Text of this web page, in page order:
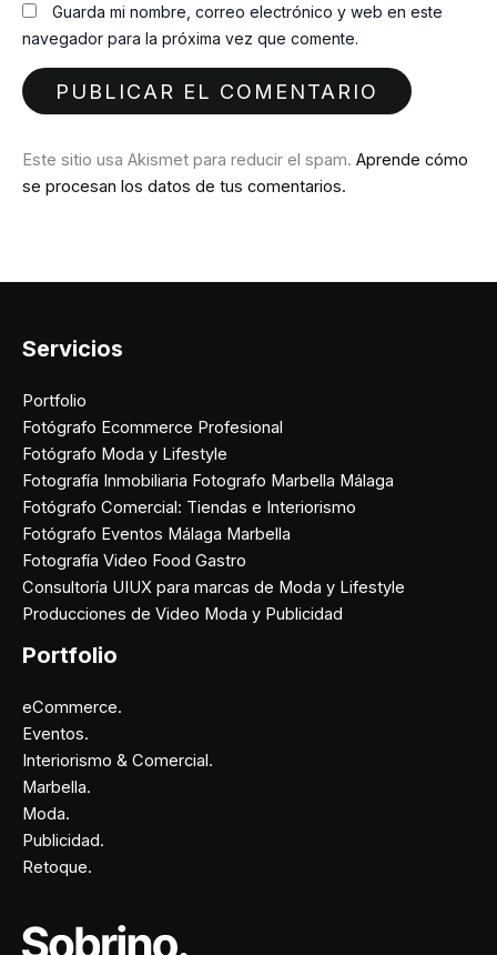
Guarda mi nombre, correo electrónico y web en este
navegador para la próxima vez que comente.
Este sitio usa Akismet para reducir el spam. Aprende cómo
se procesan los datos de tus comentarios.
Servicios
Portfolio
Fotógrafo Ecommerce Profesional
Fotógrafo Moda y Lifestyle
Fotografía Inmobiliaria Fotografo Marbella Málaga
Fotógrafo Comercial: Tiendas e Interiorismo
Fotógrafo Eventos Málaga Marbella
Fotografía Video Food Gastro
Consultoría UIUX para marcas de Moda y Lifestyle
Producciones de Video Moda y Publicidad
Portfolio
eCommerce.
Eventos.
Interiorismo & Comercial.
Marbella.
Moda.
Publicidad.
Retoque.